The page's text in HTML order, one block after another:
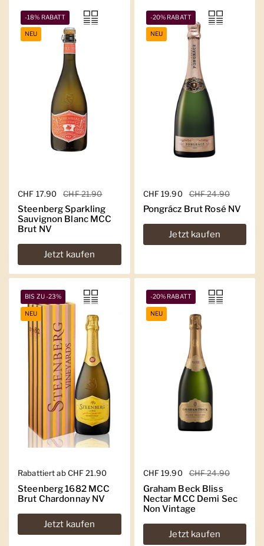
Regulärer Preis
CHF 17.90 Sale-Preis
CHF 21.90
Steenberg Sparkling
Sauvignon Blanc MCC
Brut NV
Jetzt kaufen
-18% RABATT
NEU
Regulärer Preis
CHF 19.90 Sale-Preis
CHF 24.90
Pongrácz Brut Rosé NV
Jetzt kaufen
-20% RABATT
NEU
Regulärer Preis
Rabattiert ab CHF 21.90
Steenberg 1682 MCC
Brut Chardonnay NV
Jetzt kaufen
BIS ZU -23%
NEU
Regulärer Preis
CHF 19.90 Sale-Preis
CHF 24.90
Graham Beck Bliss
Nectar MCC Demi Sec
Non Vintage
Jetzt kaufen
-20% RABATT
NEU